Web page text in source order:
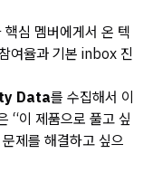
심 멤버에게서 온 텍
여율과 기본 inbox 진
Data를 수집해서 이
“이 제품으로 풀고 싶
제를 해결하고 싶으